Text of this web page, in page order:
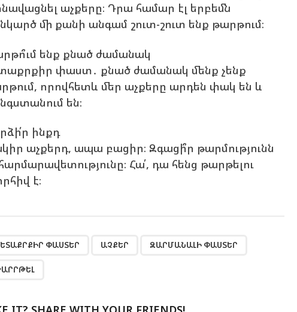
աչքերը։ Դրա համար էլ երբեմն
մի քանի անգամ շուտ-շուտ ենք թարթում։
ենք քնած ժամանակ
փաստ․ քնած ժամանակ մենք չենք
որովհետև մեր աչքերը արդեն փակ են և
են։
ինքդ
աչքերդ, ապա բացիր։ Զգացի՞ր թարմությունն
Հա՛, դա հենց թարթելու
է։
ՓԱՍՏԵՐ ԱՉՔԵՐ ԶԱՐՄԱՆԱԼԻ ՓԱՍՏԵՐ